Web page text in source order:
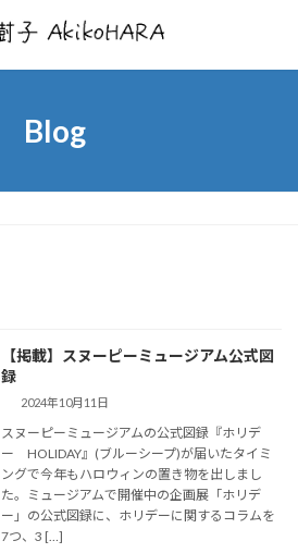
Blog
【掲載】スヌーピーミュージアム公式図
録
2024年10月11日
スヌーピーミュージアムの公式図録『ホリデ
ー HOLIDAY』(ブルーシープ)が届いたタイミ
ングで今年もハロウィンの置き物を出しまし
た。ミュージアムで開催中の企画展「ホリデ
ー」の公式図録に、ホリデーに関するコラムを
7つ、3 […]